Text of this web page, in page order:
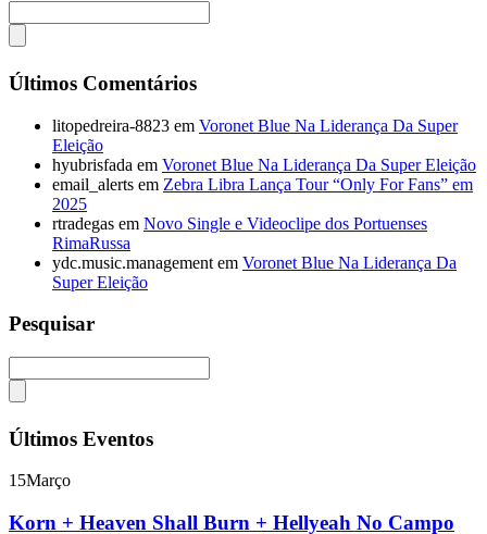
Últimos Comentários
litopedreira-8823 em Voronet Blue Na Liderança Da Super
Eleição
hyubrisfada em Voronet Blue Na Liderança Da Super Eleição
email_alerts em Zebra Libra Lança Tour “Only For Fans” em
2025
rtradegas em Novo Single e Videoclipe dos Portuenses
RimaRussa
ydc.music.management em Voronet Blue Na Liderança Da
Super Eleição
Pesquisar
Últimos Eventos
15Março
Korn + Heaven Shall Burn + Hellyeah No Campo